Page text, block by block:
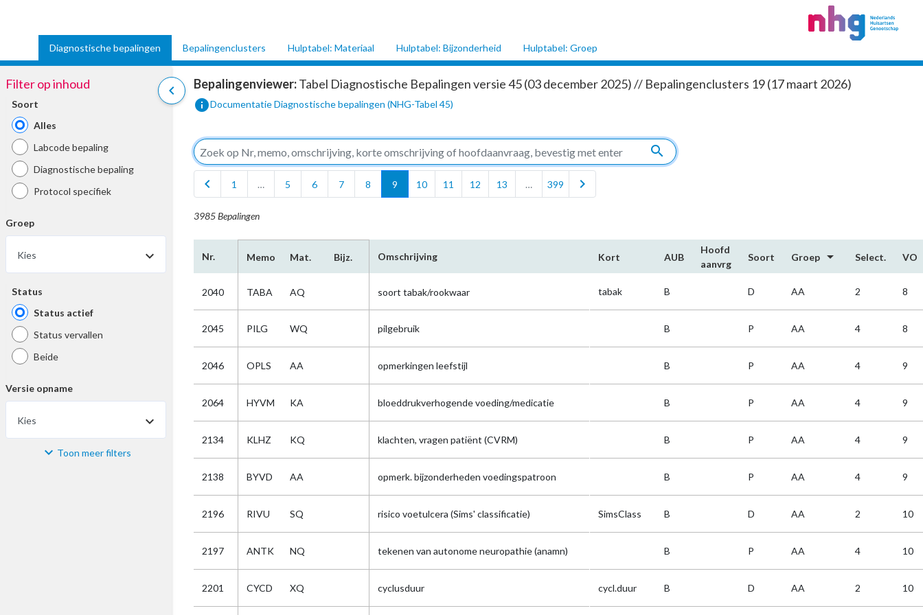
Diagnostische bepalingen Bepalingenclusters Hulptabel: Materiaal Hulptabel: Bijzonderheid Hulptabel: Groep
chevron_left
Filter op inhoud
Soort
Alles
Labcode bepaling
Diagnostische bepaling
Protocol specifiek
Groep
Kies
Status
Status actief
Status vervallen
Beide
Versie opname
Kies
Materiaal Toon meer filters
Bepalingenviewer:Tabel Diagnostische Bepalingen versie 45 (03 december 2025) // Bepalingenclusters 19 (17 maart 2026)
infoDocumentatie Diagnostische bepalingen (NHG-Tabel 45)
search
chevron_left
1 … 5 6 7 8 9 10 11 12 13 … 399 chevron_right
3985 Bepalingen
Nr. Memo Mat. Bijz. Omschrijving Kort AUB
Hoofd​
aanvrg
Soort Groep arrow_drop_down Select. VO
2040 TABA AQ soort tabak/rookwaar tabak B D AA 2 8
2045 PILG WQ pilgebruik B P AA 4 8
2046 OPLS AA opmerkingen leefstijl B P AA 4 9
2064 HYVM KA bloeddrukverhogende voeding/medicatie B P AA 4 9
2134 KLHZ KQ klachten, vragen patiënt (CVRM) B P AA 4 9
2138 BYVD AA opmerk. bijzonderheden voedingspatroon B P AA 4 9
2196 RIVU SQ risico voetulcera (Sims' classificatie) SimsClass B D AA 2 10
2197 ANTK NQ tekenen van autonome neuropathie (anamn) B P AA 4 10
2201 CYCD XQ cyclusduur cycl.duur B D AA 2 10